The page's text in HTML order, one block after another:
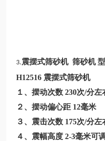
3.震摆式筛砂机 筛砂机
H12516 震摆式筛砂机
１、摆动次数 230次/分左
２、摆动偏心距 12毫米
３、震击次数 175次/分左
４、震幅高度 2-3毫米可调